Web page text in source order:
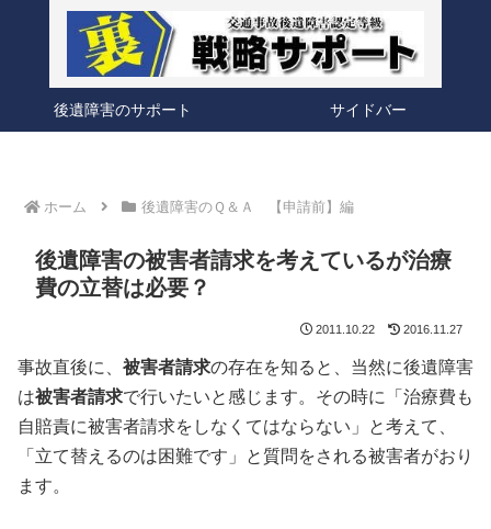
後遺障害のサポート サイドバー
ホーム 後遺障害のＱ＆Ａ 【申請前】編
後遺障害の被害者請求を考えているが治療
費の立替は必要？
2011.10.22 2016.11.27
事故直後に、 被害者請求の存在を知ると、当然に後遺障害
は被害者請求で行いたいと感じます。その時に「治療費も
自賠責に被害者請求をしなくてはならない」と考えて、
「立て替えるのは困難です」と質問をされる被害者がおり
ます。